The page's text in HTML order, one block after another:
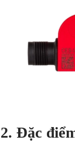
2. Đặc